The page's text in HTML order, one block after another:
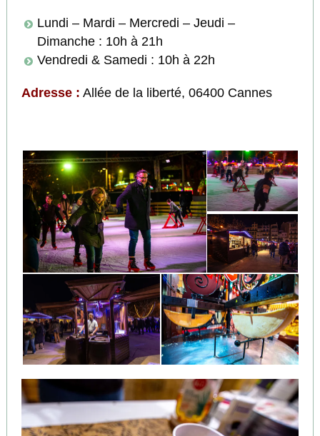
Lundi – Mardi – Mercredi – Jeudi –
Dimanche : 10h à 21h
Vendredi & Samedi : 10h à 22h
Adresse : Allée de la liberté, 06400 Cannes